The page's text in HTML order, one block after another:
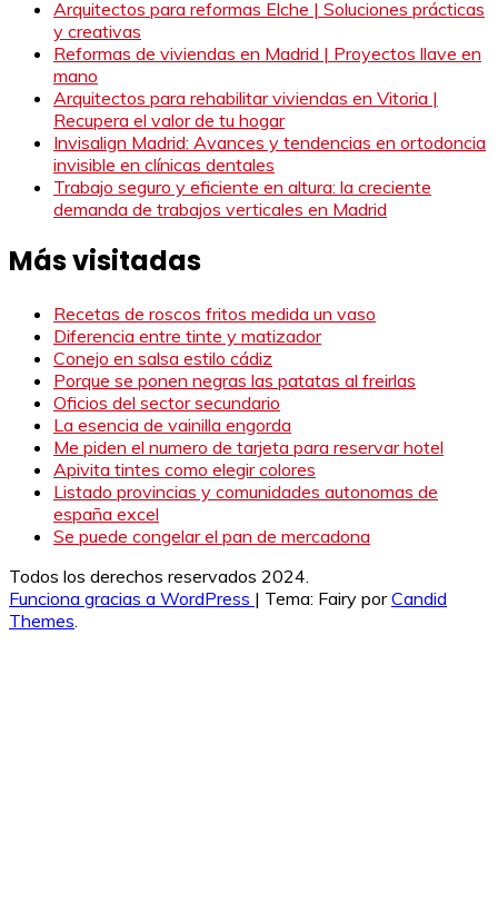
Arquitectos para reformas Elche | Soluciones prácticas
y creativas
Reformas de viviendas en Madrid | Proyectos llave en
mano
Arquitectos para rehabilitar viviendas en Vitoria |
Recupera el valor de tu hogar
Invisalign Madrid: Avances y tendencias en ortodoncia
invisible en clínicas dentales
Trabajo seguro y eficiente en altura: la creciente
demanda de trabajos verticales en Madrid
Más visitadas
Recetas de roscos fritos medida un vaso
Diferencia entre tinte y matizador
Conejo en salsa estilo cádiz
Porque se ponen negras las patatas al freirlas
Oficios del sector secundario
La esencia de vainilla engorda
Me piden el numero de tarjeta para reservar hotel
Apivita tintes como elegir colores
Listado provincias y comunidades autonomas de
españa excel
Se puede congelar el pan de mercadona
Todos los derechos reservados 2024.
Funciona gracias a WordPress | Tema: Fairy porCandid
Themes.